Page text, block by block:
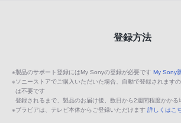
登録方法
※製品のサポート登録にはMy Sonyの登録が必要です My Sony
※ソニーストアでご購入いただいた場合、自動で登録されます
は不要です
登録されるまで、製品のお届け後、数日から2週間程度かかる
※ブラビアは、テレビ本体からご登録いただけます 詳しくはこ